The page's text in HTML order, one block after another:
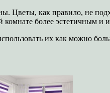
Цветы, как правило, не
комнате более эстетичным и
их как можно